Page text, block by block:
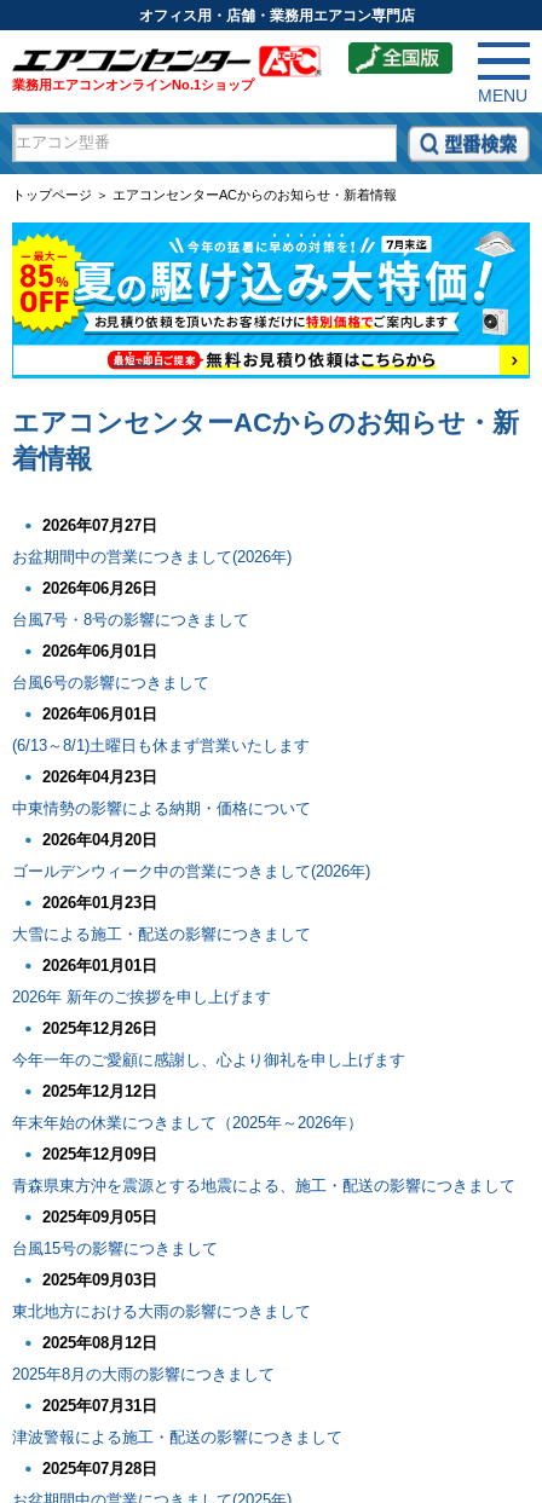
オフィス用・店舗・業務用エアコン専門店
業務用エアコンオンラインNo.1ショップ
MENU
トップページ ＞ エアコンセンターACからのお知らせ・新着情報
エアコンセンターACからのお知らせ・新
着情報
2026年07月27日
お盆期間中の営業につきまして(2026年)
2026年06月26日
台風7号・8号の影響につきまして
2026年06月01日
台風6号の影響につきまして
2026年06月01日
(6/13～8/1)土曜日も休まず営業いたします
2026年04月23日
中東情勢の影響による納期・価格について
2026年04月20日
ゴールデンウィーク中の営業につきまして(2026年)
2026年01月23日
大雪による施工・配送の影響につきまして
2026年01月01日
2026年 新年のご挨拶を申し上げます
2025年12月26日
今年一年のご愛顧に感謝し、心より御礼を申し上げます
2025年12月12日
年末年始の休業につきまして（2025年～2026年）
2025年12月09日
青森県東方沖を震源とする地震による、施工・配送の影響につきまして
2025年09月05日
台風15号の影響につきまして
2025年09月03日
東北地方における大雨の影響につきまして
2025年08月12日
2025年8月の大雨の影響につきまして
2025年07月31日
津波警報による施工・配送の影響につきまして
2025年07月28日